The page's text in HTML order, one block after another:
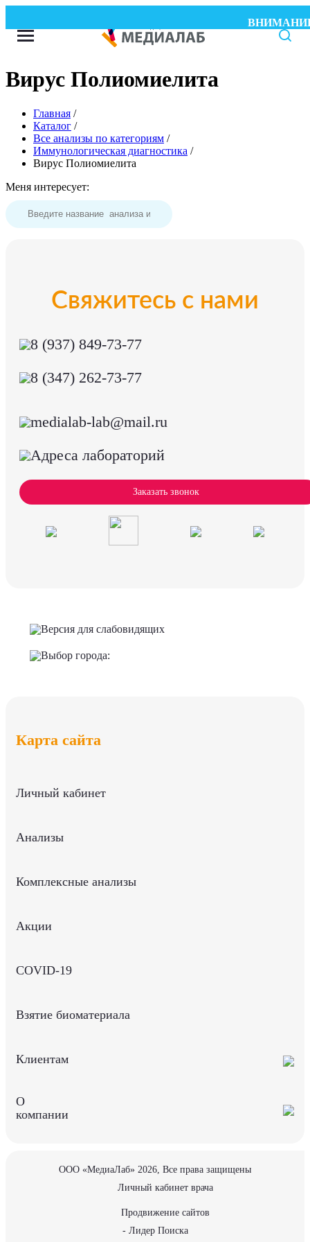
ВНИМАНИЕ!
Вирус Полиомиелита
Главная /
Каталог /
Все анализы по категориям /
Иммунологическая диагностика /
Вирус Полиомиелита
Меня интересует:
Свяжитесь с нами
8 (937) 849-73-77
8 (347) 262-73-77
medialab-lab@mail.ru
Адреса лабораторий
Заказать звонок
Версия для слабовидящих
Выбор города:
Карта сайта
Личный кабинет
Анализы
Комплексные анализы
Акции
COVID-19
Взятие биоматериала
Клиентам
О
компании
ООО «МедиаЛаб» 2026, Все права защищены
Личный кабинет врача
Продвижение сайтов
- Лидер Поиска